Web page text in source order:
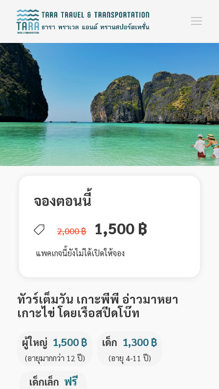
จองตอนนี้
2,000 ฿ 1,500 ฿
แพคเกจนี้ยังไม่ได้เปิดให้จอง
ทัวร์เต็มวัน เกาะพีพี อ่าวมาหยา
เกาะไข่ โดยเรือสปีดโบ๊ท
ผู้ใหญ่ 1,500 ฿
(อายุมากกว่า 12 ปี)
เด็ก 1,300 ฿
(อายุ 4-11 ปี)
เด็กเล็ก ฟรี